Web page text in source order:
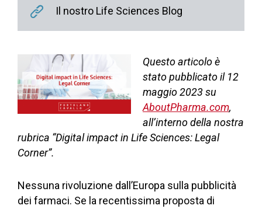
Il nostro Life Sciences Blog
Questo articolo è
stato pubblicato il 12
maggio 2023 su
AboutPharma.com,
all’interno della nostra
rubrica “Digital impact in Life Sciences: Legal
Corner”.
Nessuna rivoluzione dall’Europa sulla pubblicità
dei farmaci. Se la recentissima proposta di